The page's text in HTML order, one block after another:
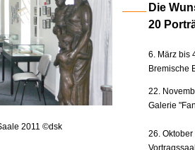
2011 ©dsk
Die
20
6. März bis
Bremische
22.
Galerie
26.